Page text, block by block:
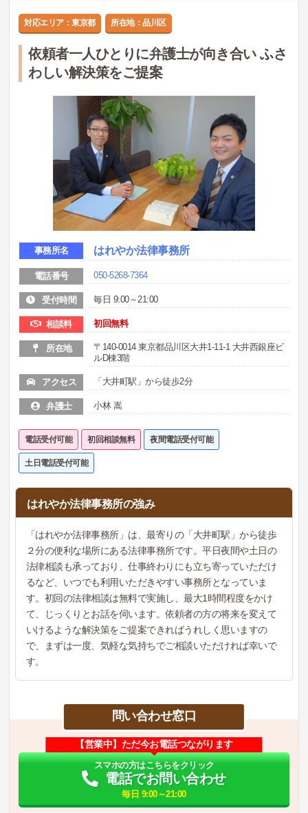
対応エリア：東京都 所在地：品川区
依頼者一人ひとりに弁護士が向き合い ふさ
わしい解決策をご提案
事務所名 はれやか法律事務所
電話番号 050-5268-7364
受付時間 毎日 9:00～21:00
相談料 初回無料
所在地
〒140-0014 東京都品川区大井1-11-1 大井西銀座ビ
ルD棟3階
アクセス 「大井町駅」から徒歩2分
弁護士 小林 嵩
電話受付可能 初回相談無料 夜間電話受付可能
土日電話受付可能
はれやか法律事務所の強み
「はれやか法律事務所」は、最寄りの「大井町駅」から徒歩
２分の便利な場所にある法律事務所です。平日夜間や土日の
法律相談も承っており、仕事終わりにも立ち寄っていただけ
るなど、いつでも利用いただきやすい事務所となっていま
す。初回の法律相談は無料で実施し、最大1時間程度をかけ
て、じっくりとお話を伺います。依頼者の方の将来を変えて
いけるような解決策をご提案できればうれしく思いますの
で、まずは一度、気軽な気持ちでご相談いただければ幸いで
す。
問い合わせ窓口
【営業中】ただ今お電話つながります
スマホの方はこちらをクリック
電話でお問い合わせ
毎日 9:00～21:00